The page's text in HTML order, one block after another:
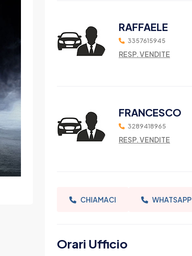
RAFFAELE
3357615945
RESP. VENDITE
FRANCESCO
3289418965
RESP. VENDITE
CHIAMACI WHATSAPP
Orari Ufficio